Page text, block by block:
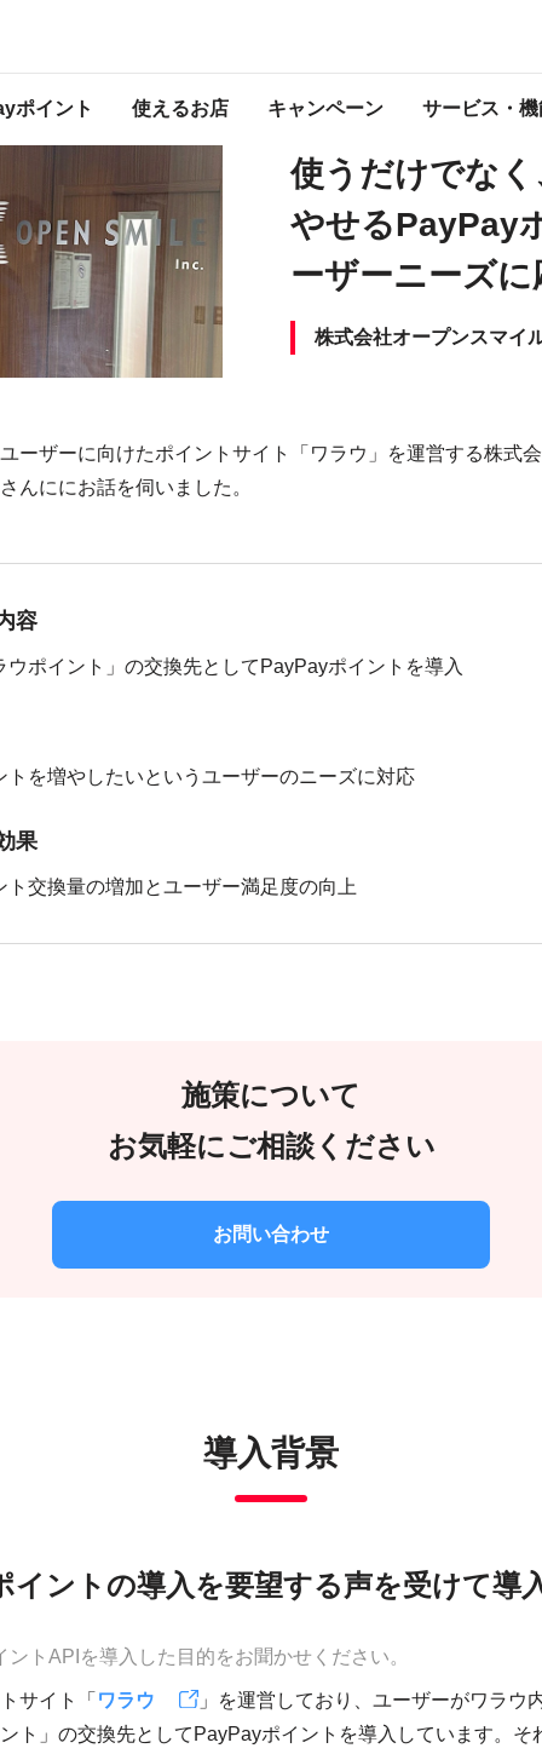
ポイント 使えるお店 キャンペーン サービス・
2025/8/8
使うだけでな
やせるPayPay
ーザーニーズ
株式会社オープンスマイ
ーザーに向けたポイントサイト「ワラウ」を運営する株式
んににお話を伺いました。
容
ウポイント」の交換先としてPayPayポイントを導入
トを増やしたいというユーザーのニーズに対応
果
ト交換量の増加とユーザー満足度の向上
施策について
お気軽にご相談ください
お問い合わせ
導入背景
イントの導入を要望する声を受けて導
ントAPIを導入した目的をお聞かせください。
サイト「 ワラウ
」を運営しており、ユーザーがワラウ
ト」の交換先としてPayPayポイントを導入しています。そ